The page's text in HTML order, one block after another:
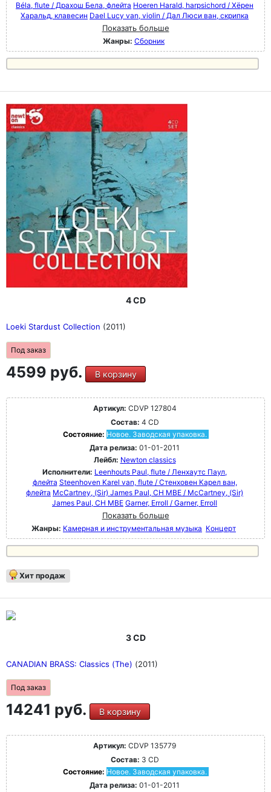
Béla, flute / Драхош Бела, флейта Hoeren Harald, harpsichord / Хёрен
Харальд, клавесин Dael Lucy van, violin / Дал Люси ван, скрипка
Показать больше
Жанры: Сборник
4 CD
Loeki Stardust Collection (2011)
Под заказ
4599 руб. В корзину
Артикул: CDVP 127804
Состав: 4 CD
Состояние: Новое. Заводская упаковка.
Дата релиза: 01-01-2011
Лейбл: Newton classics
Исполнители: Leenhouts Paul, flute / Ленхаутс Паул,
флейта Steenhoven Karel van, flute / Стенховен Карел ван,
флейта McCartney, (Sir) James Paul, CH MBE / McCartney, (Sir)
James Paul, CH MBE Garner, Erroll / Garner, Erroll
Показать больше
Жанры: Камерная и инструментальная музыка Концерт
Хит продаж
3 CD
CANADIAN BRASS: Classics (The) (2011)
Под заказ
14241 руб. В корзину
Артикул: CDVP 135779
Состав: 3 CD
Состояние: Новое. Заводская упаковка.
Дата релиза: 01-01-2011